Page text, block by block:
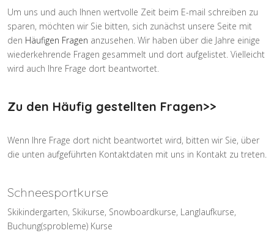
Um uns und auch Ihnen wertvolle Zeit beim E-mail schreiben zu
sparen, möchten wir Sie bitten, sich zunächst unsere Seite mit
den Häufigen Fragen anzusehen. Wir haben über die Jahre einige
wiederkehrende Fragen gesammelt und dort aufgelistet. Vielleicht
wird auch Ihre Frage dort beantwortet.
Zu den Häufig gestellten Fragen>>
Wenn Ihre Frage dort nicht beantwortet wird, bitten wir Sie, über
die unten aufgeführten Kontaktdaten mit uns in Kontakt zu treten.
Schneesportkurse
Skikindergarten, Skikurse, Snowboardkurse, Langlaufkurse,
Buchung(sprobleme) Kurse